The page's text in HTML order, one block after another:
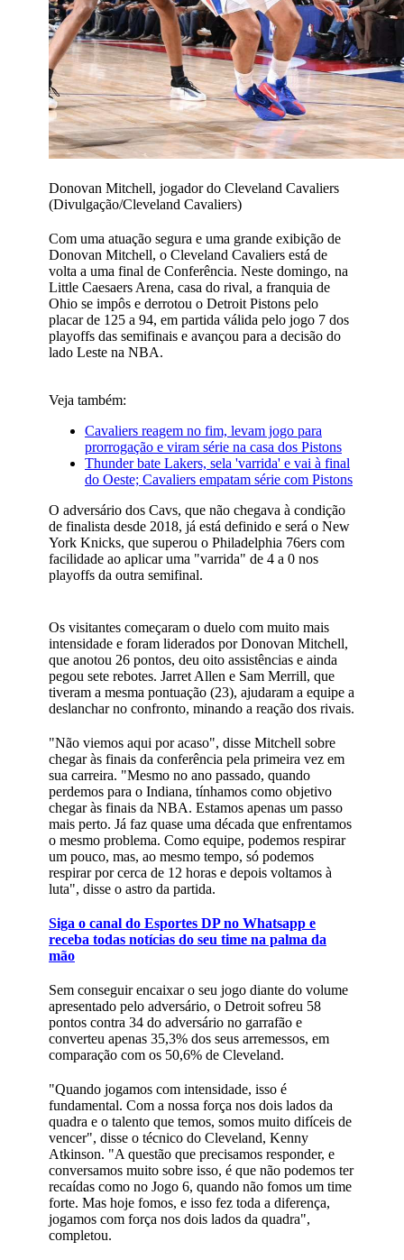
Donovan Mitchell, jogador do Cleveland Cavaliers
(Divulgação/Cleveland Cavaliers)
Com uma atuação segura e uma grande exibição de
Donovan Mitchell, o Cleveland Cavaliers está de
volta a uma final de Conferência. Neste domingo, na
Little Caesaers Arena, casa do rival, a franquia de
Ohio se impôs e derrotou o Detroit Pistons pelo
placar de 125 a 94, em partida válida pelo jogo 7 dos
playoffs das semifinais e avançou para a decisão do
lado Leste na NBA.
Veja também:
Cavaliers reagem no fim, levam jogo para
prorrogação e viram série na casa dos Pistons
Thunder bate Lakers, sela 'varrida' e vai à final
do Oeste; Cavaliers empatam série com Pistons
O adversário dos Cavs, que não chegava à condição
de finalista desde 2018, já está definido e será o New
York Knicks, que superou o Philadelphia 76ers com
facilidade ao aplicar uma "varrida" de 4 a 0 nos
playoffs da outra semifinal.
Os visitantes começaram o duelo com muito mais
intensidade e foram liderados por Donovan Mitchell,
que anotou 26 pontos, deu oito assistências e ainda
pegou sete rebotes. Jarret Allen e Sam Merrill, que
tiveram a mesma pontuação (23), ajudaram a equipe a
deslanchar no confronto, minando a reação dos rivais.
"Não viemos aqui por acaso", disse Mitchell sobre
chegar às finais da conferência pela primeira vez em
sua carreira. "Mesmo no ano passado, quando
perdemos para o Indiana, tínhamos como objetivo
chegar às finais da NBA. Estamos apenas um passo
mais perto. Já faz quase uma década que enfrentamos
o mesmo problema. Como equipe, podemos respirar
um pouco, mas, ao mesmo tempo, só podemos
respirar por cerca de 12 horas e depois voltamos à
luta", disse o astro da partida.
Siga o canal do Esportes DP no Whatsapp e
receba todas notícias do seu time na palma da
mão
Sem conseguir encaixar o seu jogo diante do volume
apresentado pelo adversário, o Detroit sofreu 58
pontos contra 34 do adversário no garrafão e
converteu apenas 35,3% dos seus arremessos, em
comparação com os 50,6% de Cleveland.
"Quando jogamos com intensidade, isso é
fundamental. Com a nossa força nos dois lados da
quadra e o talento que temos, somos muito difíceis de
vencer", disse o técnico do Cleveland, Kenny
Atkinson. "A questão que precisamos responder, e
conversamos muito sobre isso, é que não podemos ter
recaídas como no Jogo 6, quando não fomos um time
forte. Mas hoje fomos, e isso fez toda a diferença,
jogamos com força nos dois lados da quadra",
completou.